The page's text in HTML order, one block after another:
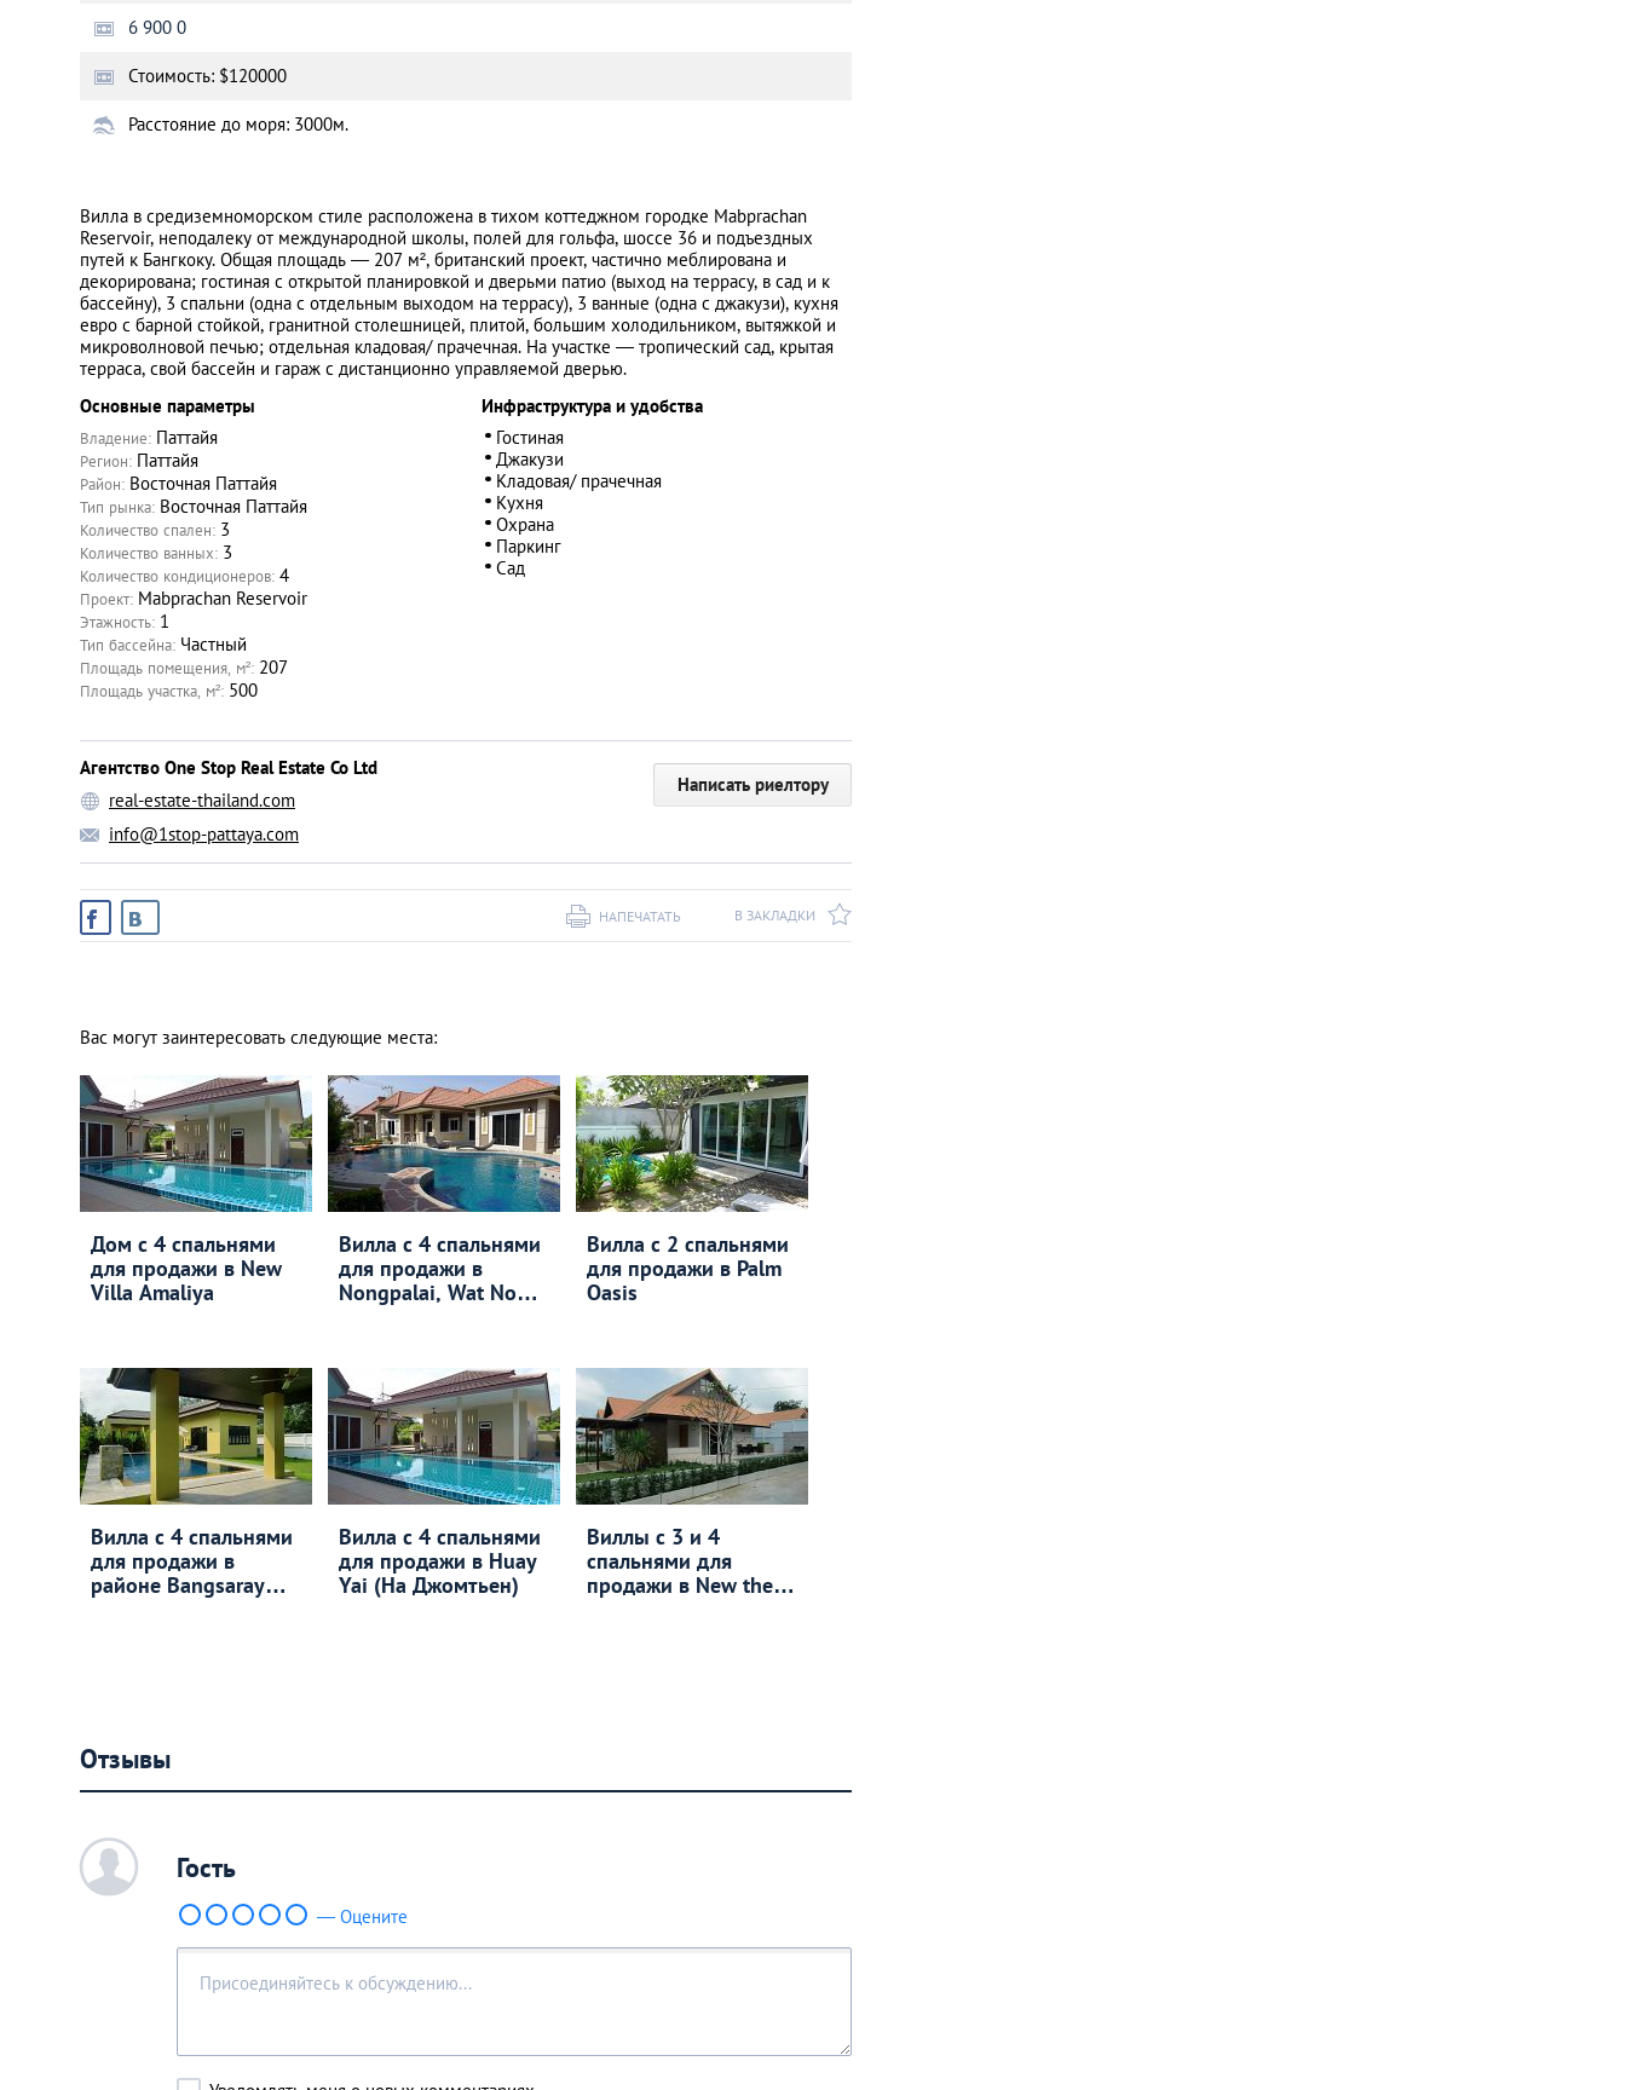
6 900 0
Стоимость: $120000
Расстояние до моря: 3000м.
Вилла в средиземноморском стиле расположена в тихом коттеджном городке Mabprachan
Reservoir, неподалеку от международной школы, полей для гольфа, шоссе 36 и подъездных
путей к Бангкоку. Общая площадь — 207 м², британский проект, частично меблирована и
декорирована; гостиная с открытой планировкой и дверьми патио (выход на террасу, в сад и к
бассейну), 3 спальни (одна с отдельным выходом на террасу), 3 ванные (одна с джакузи), кухня
евро с барной стойкой, гранитной столешницей, плитой, большим холодильником, вытяжкой и
микроволновой печью; отдельная кладовая/ прачечная. На участке — тропический сад, крытая
терраса, свой бассейн и гараж с дистанционно управляемой дверью.
Основные параметры
Владение: Паттайя
Регион: Паттайя
Район: Восточная Паттайя
Тип рынка: Восточная Паттайя
Количество спален: 3
Количество ванных: 3
Количество кондиционеров: 4
Проект: Mabprachan Reservoir
Этажность: 1
Тип бассейна: Частный
Площадь помещения, м²: 207
Площадь участка, м²: 500
Инфраструктура и удобства
Гостиная
Джакузи
Кладовая/ прачечная
Кухня
Охрана
Паркинг
Сад
Агентство One Stop Real Estate Co Ltd
real-estate-thailand.com
info@1stop-pattaya.com
Написать риелтору
В ЗАКЛАДКИ
НАПЕЧАТАТЬ
Вас могут заинтересовать следующие места:
Дом с 4 спальнями
для продажи в New
Villa Amaliya
Вилла с 4 спальнями
для продажи в
Nongpalai, Wat Nong
Вилла с 2 спальнями
для продажи в Palm
Oasis
Вилла с 4 спальнями
для продажи в
районе Bangsaray
Вилла с 4 спальнями
для продажи в Huay
Yai (На Джомтьен)
Виллы с 3 и 4
спальнями для
продажи в New the
Отзывы
c Гость
— Оцените